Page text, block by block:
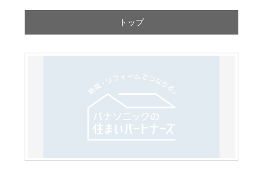
トップ